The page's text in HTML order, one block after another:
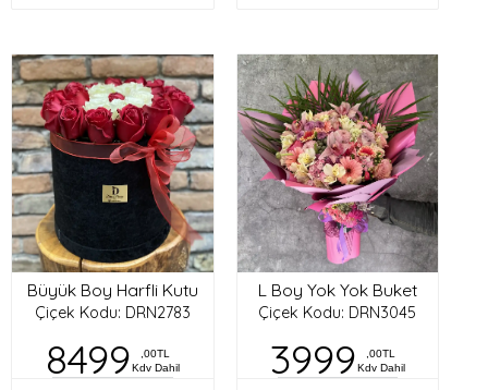
Büyük Boy Harfli Kutu
Çiçek Kodu: DRN2783
8499
,00TL
Kdv Dahil
L Boy Yok Yok Buket
Çiçek Kodu: DRN3045
3999
,00TL
Kdv Dahil